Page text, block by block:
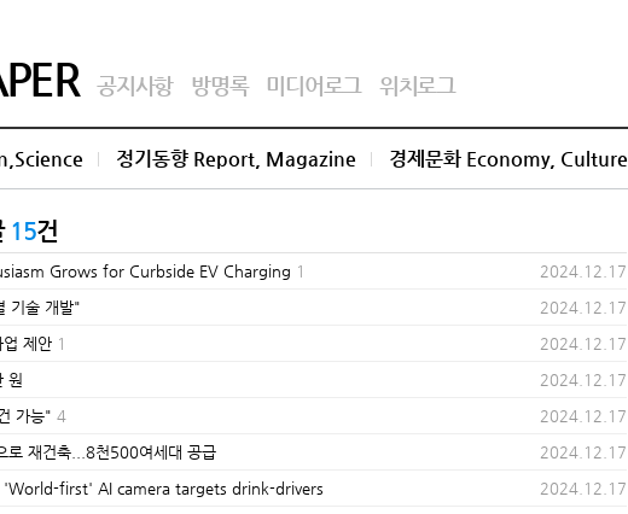
공지사항 방명록 미디어로그 위치로그
정기동향 Report, Magazine 경제문화 Economy, Culture
15건
Grows for Curbside EV Charging 1
2024.12.17
기술 개발"
2024.12.17
제안 1
2024.12.17
원
2024.12.17
가능" 4
2024.12.17
로 재건축...8천500여세대 공급
2024.12.17
'World-first' AI camera targets drink-drivers
2024.12.17